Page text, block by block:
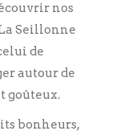
nos
Seillonne
de
autour de
goûteux.
bonheurs,